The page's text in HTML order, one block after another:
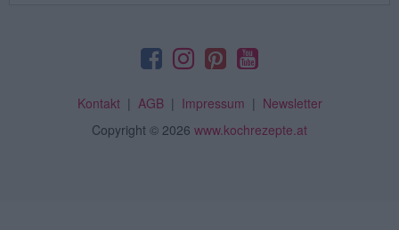
Kontakt| AGB| Impressum | Newsletter
Copyright © 2026 www.kochrezepte.at